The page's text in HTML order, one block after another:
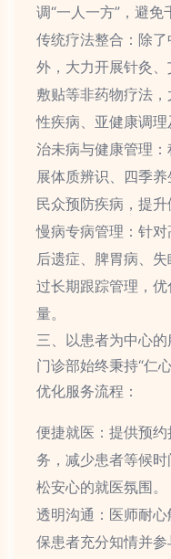
调“一人一方”，避免
传统疗法整合：除
外，大力开展针灸
敷贴等非药物疗法
性疾病、亚健康调理
治未病与健康管理
展体质辨识、四季
民众预防疾病，提升
慢病专病管理：针
后遗症、脾胃病、
过长期跟踪管理，
量。
三、以患者为中心的
门诊部始终秉持“仁
优化服务流程：
便捷就医：提供预
务，减少患者等候
松安心的就医氛围。
透明沟通：医师耐
保患者充分知情并